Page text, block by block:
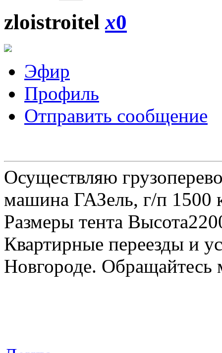
zloistroitelx0
Эфир
Профиль
Отправить сообщение
Осуществляю
машина ГАЗель, г/п 1500
Размеры тента
Квартирные переезды и
Новгороде.